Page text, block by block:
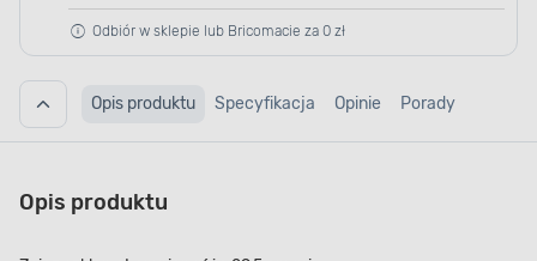
Odbiór w sklepie lub Bricomacie za 0 zł
Opis produktu Specyfikacja Opinie Porady
Opis produktu